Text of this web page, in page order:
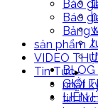
BLOG
GIỚI
LIÊN
Báo
Báo
Bảng
sản phẩm /
VIDEO
Tin Tức
nhật
tin tức